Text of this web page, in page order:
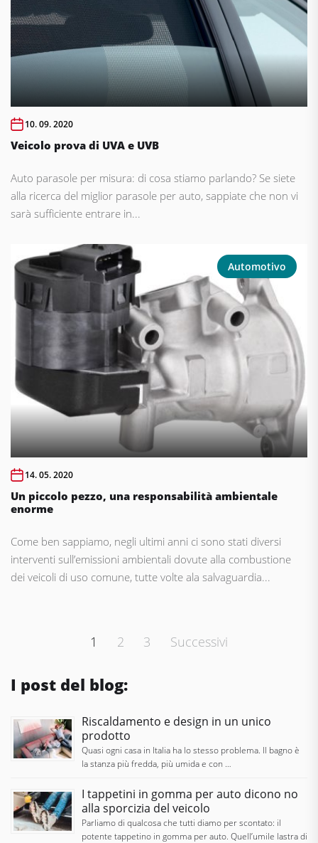
10. 09. 2020
Veicolo prova di UVA e UVB
Auto parasole per misura: di cosa stiamo parlando? Se siete
alla ricerca del miglior parasole per auto, sappiate che non vi
sarà sufficiente entrare in...
Automotivo
14. 05. 2020
Un piccolo pezzo, una responsabilità ambientale
enorme
Come ben sappiamo, negli ultimi anni ci sono stati diversi
interventi sull’emissioni ambientali dovute alla combustione
dei veicoli di uso comune, tutte volte ala salvaguardia...
Paginazione
articoli
1 2 3 Successivi
I post del blog:
Riscaldamento e design in un unico
prodotto
Quasi ogni casa in Italia ha lo stesso problema. Il bagno è
la stanza più fredda, più umida e con …
I tappetini in gomma per auto dicono no
alla sporcizia del veicolo
Parliamo di qualcosa che tutti diamo per scontato: il
potente tappetino in gomma per auto. Quell’umile lastra di